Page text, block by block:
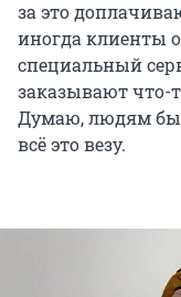
за это
иногда клиенты
специальный
заказывают что-
Думаю, людям
всё это везу.